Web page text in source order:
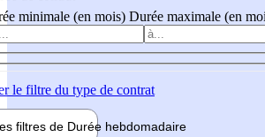
minimale (en mois) Durée maximale (en
le filtre du type de contrat
filtres de Durée hebdomadaire